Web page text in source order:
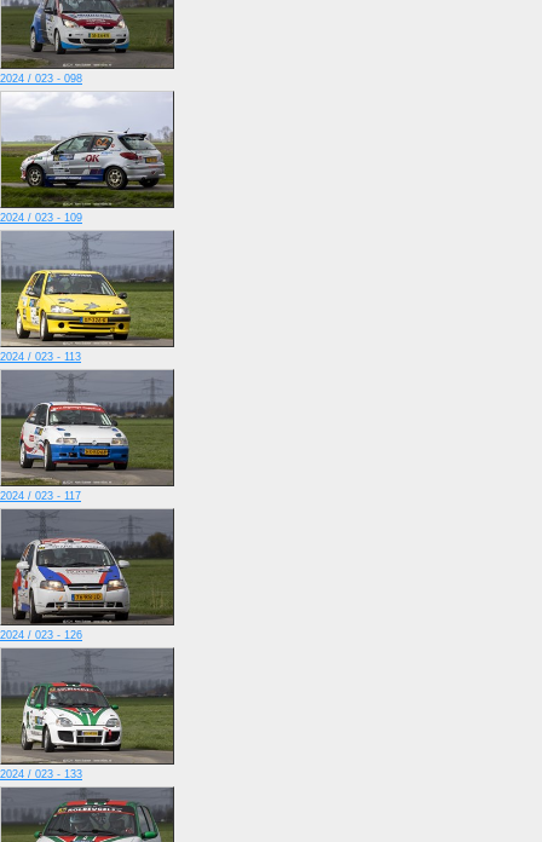
2024 / 023 - 098
2024 / 023 - 109
2024 / 023 - 113
2024 / 023 - 117
2024 / 023 - 126
2024 / 023 - 133